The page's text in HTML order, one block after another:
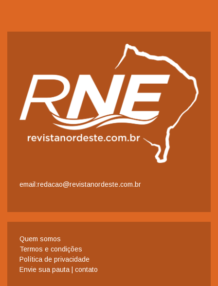
email:redacao@revistanordeste.com.br
Quem somos
Termos e condições
Política de privacidade
Envie sua pauta | contato